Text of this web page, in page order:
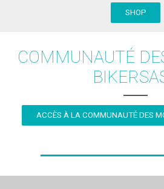
SHOP
COMMUNAUTÉ
ACCÈS À LA COMMUNAUTÉ DES